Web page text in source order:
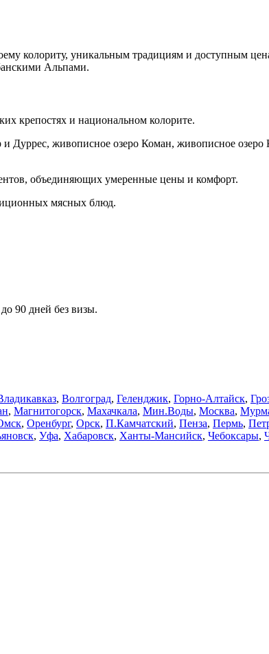
колориту, уникальным традициям и доступным
Альпами.
крепостях и национальном колорите.
Дуррес, живописное озеро Коман, живописное
объединяющих умеренные цены и комфорт.
мясных блюд.
90 дней без визы.
, Волгоград, Геленджик, Горно-Алтайск,
, Магнитогорск, Махачкала, Мин.Воды, Москва,
, Оренбург, Орск, П.Камчатский, Пенза, Пермь,
, Уфа, Хабаровск, Ханты-Мансийск, Чебоксары,